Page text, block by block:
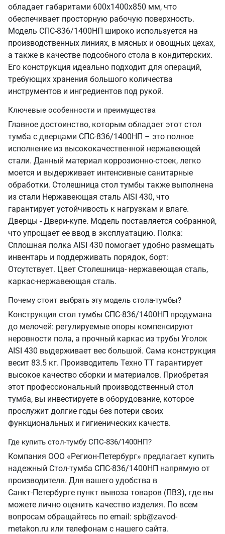
обладает габаритами 600х1400х850 мм, что
обеспечивает просторную рабочую поверхность.
Модель СПС-836/1400НП широко используется на
производственных линиях, в мясных и овощных цехах,
а также в качестве подсобного стола в кондитерских.
Его конструкция идеально подходит для операций,
требующих хранения большого количества
инструментов и ингредиентов под рукой.
Ключевые особенности и преимущества
Главное достоинство, которым обладает этот стол
тумба с дверцами СПС-836/1400НП – это полное
исполнение из высококачественной нержавеющей
стали. Данный материал коррозионно-стоек, легко
моется и выдерживает интенсивные санитарные
обработки. Столешница стол тумбы также выполнена
из стали Нержавеющая сталь AISI 430, что
гарантирует устойчивость к нагрузкам и влаге.
Дверцы - Двери-купе. Модель поставляется собранной,
что упрощает ее ввод в эксплуатацию. Полка:
Сплошная полка AISI 430 помогает удобно размещать
инвентарь и поддерживать порядок, борт:
Отсутствует. Цвет Столешница- нержавеющая сталь,
каркас-нержавеющая сталь.
Почему стоит выбрать эту модель стола-тумбы?
Конструкция стол тумбы СПС-836/1400НП продумана
до мелочей: регулируемые опоры компенсируют
неровности пола, а прочный каркас из трубы Уголок
AISI 430 выдерживает вес большой. Сама конструкция
весит 83.5 кг. Производитель Техно ТТ гарантирует
высокое качество сборки и материалов. Приобретая
этот профессиональный производственный стол
тумба, вы инвестируете в оборудование, которое
прослужит долгие годы без потери своих
функциональных и гигиенических качеств.
Где купить стол-тумбу СПС-836/1400НП?
Компания ООО «Регион-Петербург» предлагает купить
надежный Стол-тумба СПС-836/1400НП напрямую от
производителя. Для вашего удобства в
Санкт‑Петербурге пункт вывоза товаров (ПВЗ), где вы
можете лично оценить качество изделия. По всем
вопросам обращайтесь по email: spb@zavod-
metakon.ru или телефонам с нашего сайта.